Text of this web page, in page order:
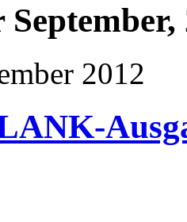
2012